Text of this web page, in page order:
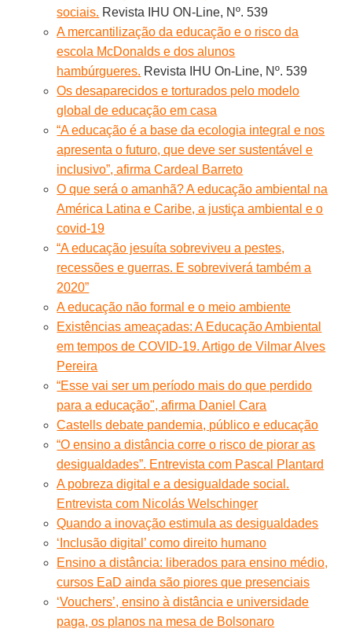
sociais. Revista IHU ON-Line, Nº. 539
A mercantilização da educação e o risco da
escola McDonalds e dos alunos
hambúrgueres. Revista IHU On-Line, Nº. 539
Os desaparecidos e torturados pelo modelo
global de educação em casa
“A educação é a base da ecologia integral e nos
apresenta o futuro, que deve ser sustentável e
inclusivo”, afirma Cardeal Barreto
O que será o amanhã? A educação ambiental na
América Latina e Caribe, a justiça ambiental e o
covid-19
“A educação jesuíta sobreviveu a pestes,
recessões e guerras. E sobreviverá também a
2020”
A educação não formal e o meio ambiente
Existências ameaçadas: A Educação Ambiental
em tempos de COVID-19. Artigo de Vilmar Alves
Pereira
“Esse vai ser um período mais do que perdido
para a educação", afirma Daniel Cara
Castells debate pandemia, público e educação
“O ensino a distância corre o risco de piorar as
desigualdades”. Entrevista com Pascal Plantard
A pobreza digital e a desigualdade social.
Entrevista com Nicolás Welschinger
Quando a inovação estimula as desigualdades
‘Inclusão digital’ como direito humano
Ensino a distância: liberados para ensino médio,
cursos EaD ainda são piores que presenciais
‘Vouchers’, ensino à distância e universidade
paga, os planos na mesa de Bolsonaro